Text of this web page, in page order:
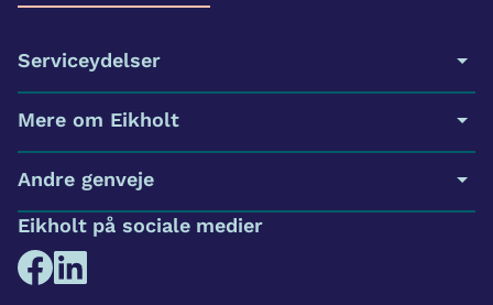
Serviceydelser
Mere om Eikholt
Andre genveje
Eikholt på sociale medier